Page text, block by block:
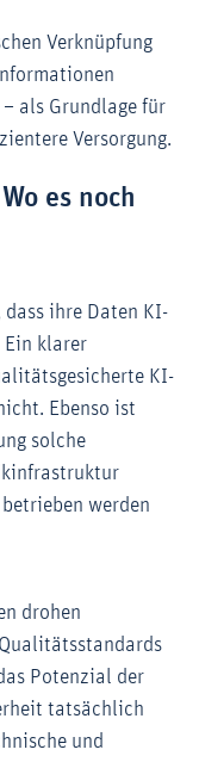
Verknüpfung
als Grundlage für
Versorgung.
es noch
dass ihre Daten KI-
Ein klarer
KI-
Ebenso ist
solche
werden
drohen
Potenzial der
tatsächlich
und